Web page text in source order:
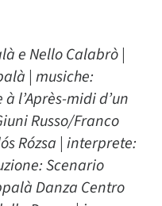
e Nello Calabrò |
| musiche:
l’Après-midi d’un
Russo/Franco
Rózsa | interprete:
Scenario
Danza Centro